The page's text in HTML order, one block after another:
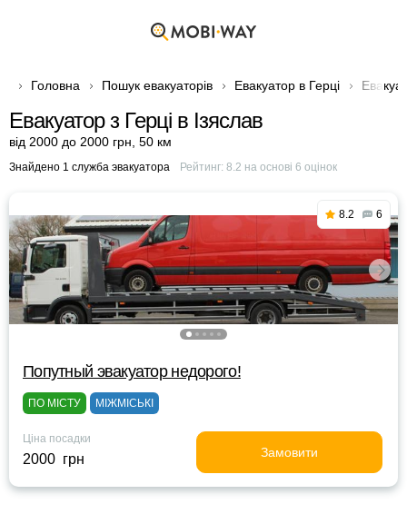
Головна Пошук евакуаторів Евакуатор в Герці
Евакуатор з Герці в Ізяслав
від 2000 до 2000 грн 50 км
Знайдено 1 служба эвакуатора Рейтинг: 8.2 на основі 6 оцінок
8.2 6
Попутный эвакуатор недорого!
ПО МІСТУ МІЖМІСЬКІ
Ціна посадки
2000 грн Замовити